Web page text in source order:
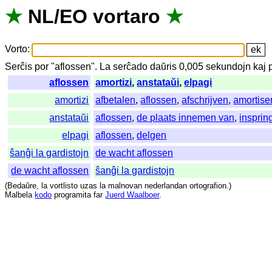
★ NL/EO vortaro ★
Vorto:
Serĉis por "aflossen". La serĉado daŭris 0,005sekundojn kaj
aflossen
amortizi,anstataŭi,elpagi
amortizi
afbetalen,aflossen,afschrijven,
anstataŭi
aflossen,de plaats innemen van,
elpagi
aflossen,delgen
ŝanĝi la gardistojn
de wacht aflossen
de wacht aflossen
ŝanĝi la gardistojn
(Bedaŭre, la vortlisto uzas la malnovan nederlandan ortografion.)
Malbela kodo programita far Juerd Waalboer.